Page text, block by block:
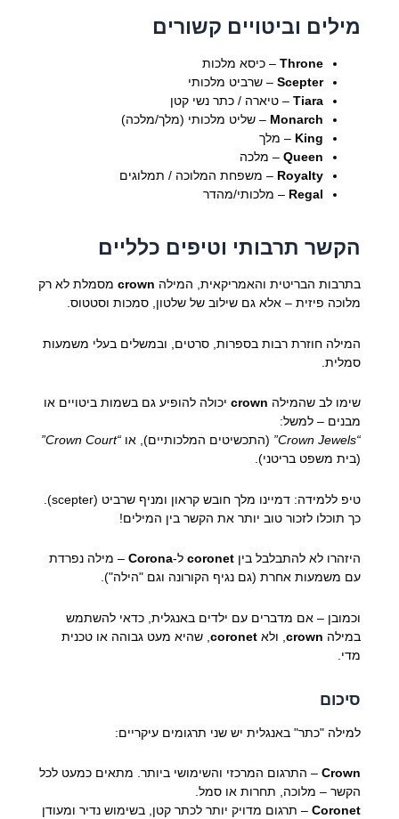
מילים וביטויים קשורים
Throne– כיסא מלכות
Scepter– שרביט מלכותי
Tiara– טיארה / כתר נשי קטן
Monarch – שליט מלכותי (מלך/מלכה)
King – מלך
Queen– מלכה
Royalty – משפחת המלוכה / תמלוגים
Regal – מלכותי/מהדר
הקשר תרבותי וטיפים כלליים
בתרבות הבריטית והאמריקאית, המילה crownמסמלת לא רק
מלוכה פיזית – אלא גם שילוב של שלטון, סמכות וסטטוס.
המילה חוזרת רבות בספרות, סרטים, ובמשלים בעלי משמעות
סמלית.
שימו לב שהמילה crownיכולה להופיע גם בשמות ביטויים או
מבנים – למשל:
“Crown Jewels”
(התכשיטים המלכותיים), או “Crown Court”
(בית משפט בריטני).
טיפ ללמידה: דמיינו מלך חובש קראון ומניף שרביט (scepter).
כך תוכלו לזכור טוב יותר את הקשר בין המילים!
היזהרו לא להתבלבל בין coronetל-Corona– מילה נפרדת
עם משמעות אחרת (גם נגיף הקורונה וגם "הילה").
וכמובן – אם מדברים עם ילדים באנגלית, כדאי להשתמש
במילה crown, ולא coronet, שהיא מעט גבוהה או טכנית
מדי.
סיכום
למילה "כתר" באנגלית יש שני תרגומים עיקריים:
Crown– התרגום המרכזי והשימושי ביותר. מתאים כמעט לכל
הקשר – מלוכה, תחרות או סמל.
Coronet– תרגום מדויק יותר לכתר קטן, בשימוש נדיר ומעודן